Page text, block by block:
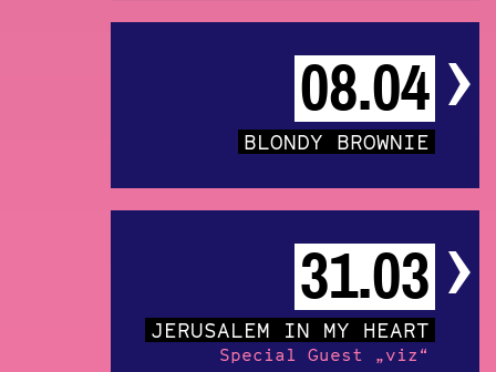
08.04
BLONDY BROWNIE
31.03
JERUSALEM IN MY HEART
Special Guest „viz“